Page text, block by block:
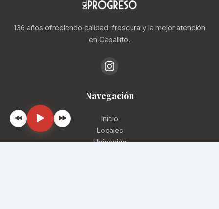
136 años ofreciendo calidad, frescura y la mejor atención
en Caballito.
Navegación
Inicio
Locales
Ubicación